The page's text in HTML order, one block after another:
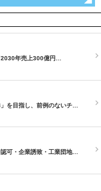
2030年売上300億円…
を目指し、前例のないチ…
可・企業誘致・工業団地…